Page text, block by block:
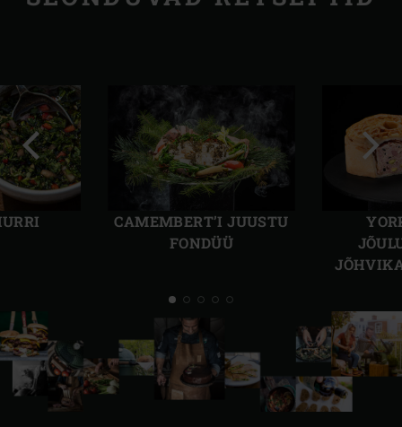
CAMEMBERT’I JUUSTU
FONDÜÜ
Eelmine
slaid